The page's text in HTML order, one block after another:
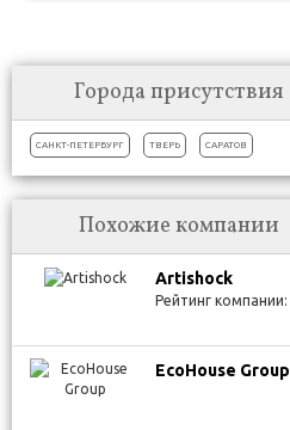
Города присутствия
САНКТ-ПЕТЕРБУРГ ТВЕРЬ САРАТОВ
Похожие компании
Artishock
Рейтинг компании:
EcoHouse Group